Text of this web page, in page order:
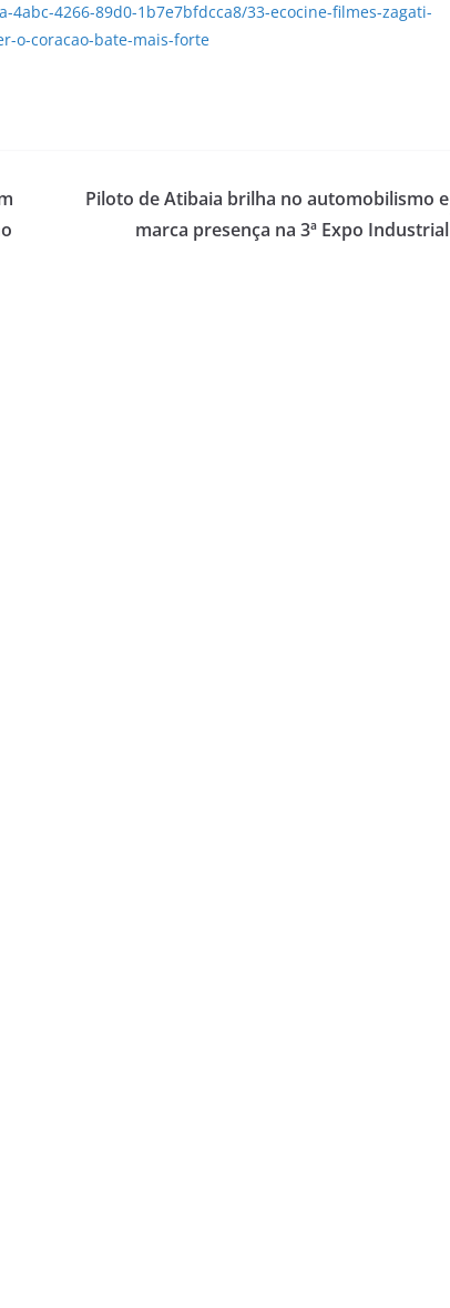
4266-89d0-1b7e7bfdcca8/33-ecocine-filmes-zagati-
o-coracao-bate-mais-forte
Piloto de Atibaia brilha no automobilismo e
marca presença na 3ª Expo Industrial